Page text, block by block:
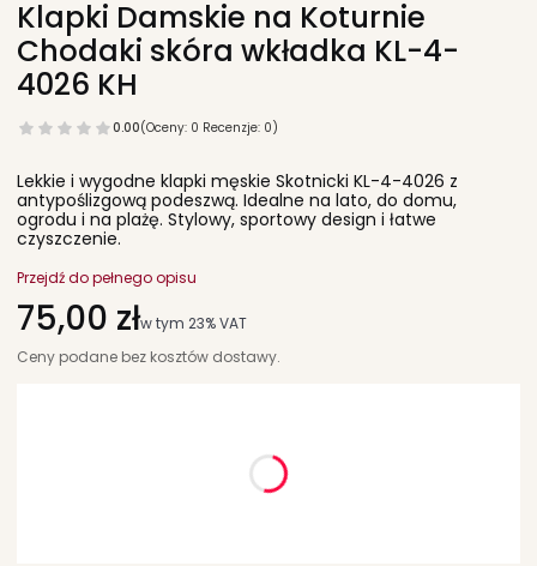
Klapki Damskie na Koturnie
Chodaki skóra wkładka KL-4-
4026 KH
0.00(Oceny: 0 Recenzje: 0)
Lekkie i wygodne klapki męskie Skotnicki KL-4-4026 z
antypoślizgową podeszwą. Idealne na lato, do domu,
ogrodu i na plażę. Stylowy, sportowy design i łatwe
czyszczenie.
Przejdź do pełnego opisu
Cena
75,00 złw tym 23% VAT
w tym 23%VAT
Ceny podane bez kosztów dostawy.